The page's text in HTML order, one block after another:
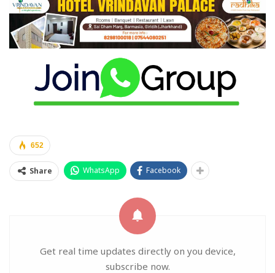
652
Share WhatsApp Facebook
Get real time updates directly on you device,
subscribe now.